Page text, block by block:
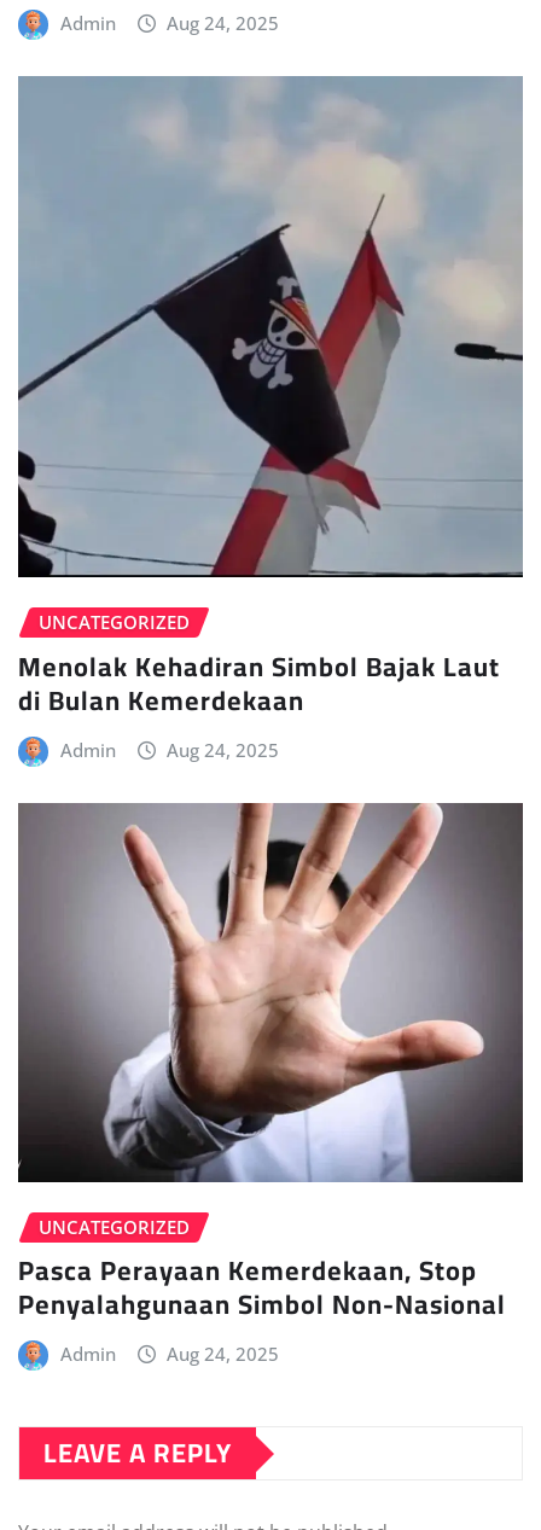
Admin Aug 24, 2025
UNCATEGORIZED
Menolak Kehadiran Simbol Bajak Laut
di Bulan Kemerdekaan
Admin Aug 24, 2025
UNCATEGORIZED
Pasca Perayaan Kemerdekaan, Stop
Penyalahgunaan Simbol Non-Nasional
Admin Aug 24, 2025
LEAVE A REPLY